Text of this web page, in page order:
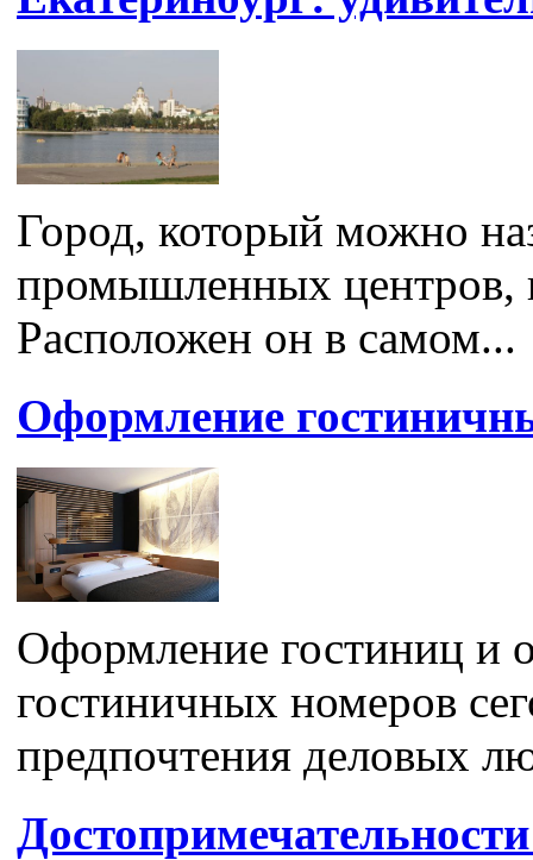
Город, который можно
промышленных центров,
Расположен он в самом...
Оформление
Оформление гостиниц и
гостиничных номеров
предпочтения деловых